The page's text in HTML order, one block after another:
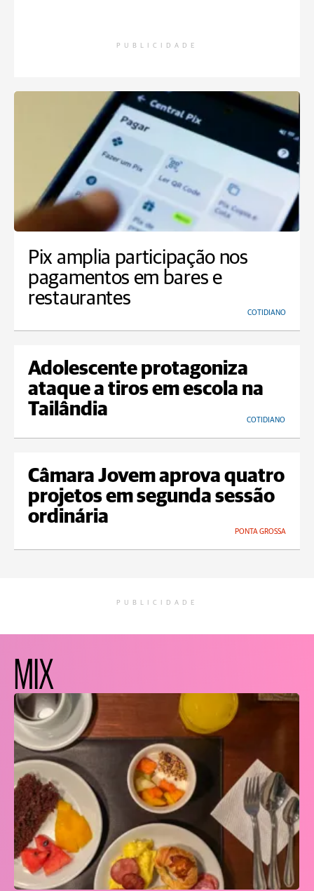
PUBLICIDADE
Pix amplia participação nos
pagamentos em bares e
restaurantes
COTIDIANO
Adolescente protagoniza
ataque a tiros em escola na
Tailândia
COTIDIANO
Câmara Jovem aprova quatro
projetos em segunda sessão
ordinária
PONTA GROSSA
PUBLICIDADE
MIX